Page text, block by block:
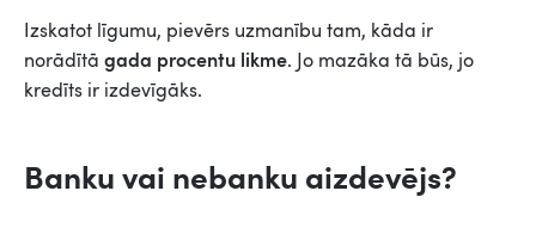
Izskatot līgumu, pievērs uzmanību tam, kāda ir
norādītā gada procentu likme. Jo mazāka tā būs, jo
kredīts ir izdevīgāks.
Banku vai nebanku aizdevējs?